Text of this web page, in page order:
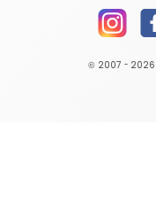
© 2007 - 2026